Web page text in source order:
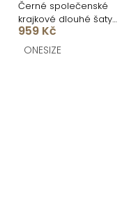
Černé společenské
krajkové dlouhé šaty
ZERULON
959 Kč
ONESIZE